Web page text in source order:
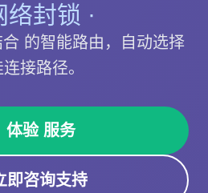
络封锁 ·
的智能路由，自动选择
接路径。
体验 服务
即咨询支持